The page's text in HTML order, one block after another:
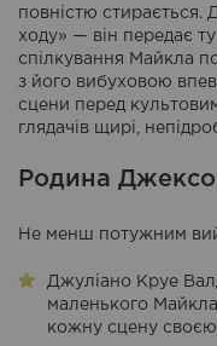
повністю
ходу» — він передає
спілкування Майкла
з його вибуховою
сцени перед
глядачів щирі,
Родина
Не менш потужним
Джуліано Круе
маленького
кожну сцену